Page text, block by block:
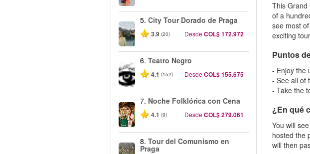
5. City Tour Dorado de Praga
3.9 (20) DesdeCOL$ 172.972
6. Teatro Negro
4.1 (152) DesdeCOL$ 155.675
7. Noche Folklórica con Cena
4.1 (9) DesdeCOL$ 279.061
8. Tour del Comunismo en
Praga
This Grand
of a
see most
exciting
Puntos
- Enjoy the
- See all of
- Take the
¿En qué
You will
hosted the
will then